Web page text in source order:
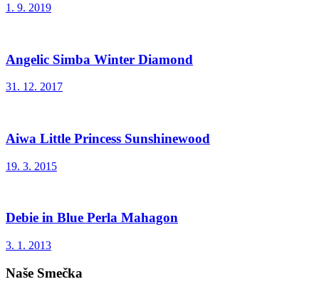
1. 9. 2019
Angelic Simba Winter Diamond
31. 12. 2017
Aiwa Little Princess Sunshinewood
19. 3. 2015
Debie in Blue Perla Mahagon
3. 1. 2013
Naše Smečka